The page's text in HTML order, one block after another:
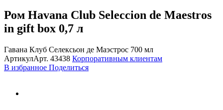
Ром Havana Club Seleccion de Maestros
in gift box 0,7 л
Гавана Клуб Селексьон де Маэстрос 700 мл
АртикулАрт. 43438 Корпоративным клиентам
В избранное Поделиться